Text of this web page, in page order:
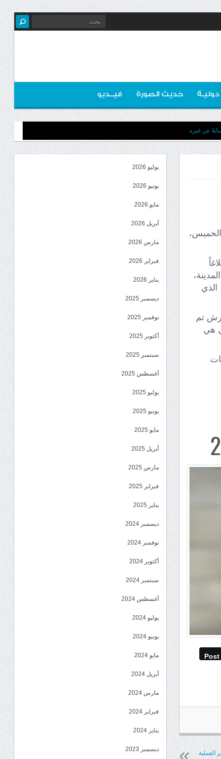
دوليـة حديث الصورة فيــديو
عن غيره
الذي
تم
هي
Post
العملية
يوليو 2026
يونيو 2026
مايو 2026
أبريل 2026
مارس 2026
فبراير 2026
يناير 2026
ديسمبر 2025
نوفمبر 2025
أكتوبر 2025
سبتمبر 2025
أغسطس 2025
يوليو 2025
يونيو 2025
مايو 2025
أبريل 2025
مارس 2025
فبراير 2025
يناير 2025
ديسمبر 2024
نوفمبر 2024
أكتوبر 2024
سبتمبر 2024
أغسطس 2024
يوليو 2024
يونيو 2024
مايو 2024
أبريل 2024
مارس 2024
فبراير 2024
يناير 2024
ديسمبر 2023